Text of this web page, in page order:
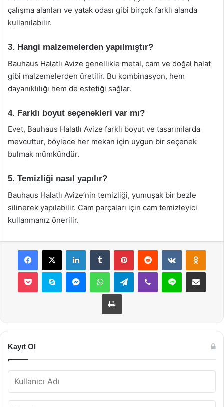
çalışma alanları ve yatak odası gibi birçok farklı alanda
kullanılabilir.
3. Hangi malzemelerden yapılmıştır?
Bauhaus Halatlı Avize genellikle metal, cam ve doğal halat
gibi malzemelerden üretilir. Bu kombinasyon, hem
dayanıklılığı hem de estetiği sağlar.
4. Farklı boyut seçenekleri var mı?
Evet, Bauhaus Halatlı Avize farklı boyut ve tasarımlarda
mevcuttur, böylece her mekan için uygun bir seçenek
bulmak mümkündür.
5. Temizliği nasıl yapılır?
Bauhaus Halatlı Avize’nin temizliği, yumuşak bir bezle
silinerek yapılabilir. Cam parçaları için cam temizleyici
kullanmanız önerilir.
Facebook
X LinkedInTumblr PinterestReddit VKontakte
Pocket Skype MessengerWhatsAppTelegramViber Line E-Posta ile
Yazdır
Kayıt Ol